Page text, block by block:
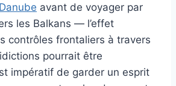
avant de voyager par
les Balkans — l’effet
contrôles frontaliers à travers
pourrait être
impératif de garder un esprit